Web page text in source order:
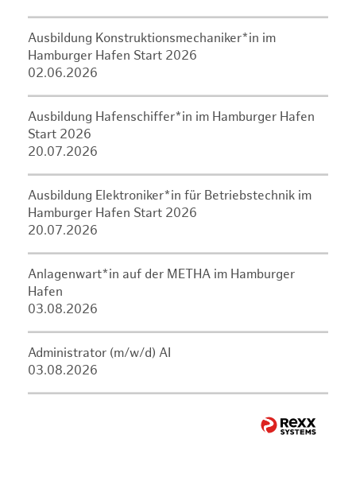
Ausbildung Konstruktionsmechaniker*in im
Hamburger Hafen Start 2026
02.06.2026
Ausbildung Hafenschiffer*in im Hamburger Hafen
Start 2026
20.07.2026
Ausbildung Elektroniker*in für Betriebstechnik im
Hamburger Hafen Start 2026
20.07.2026
Anlagenwart*in auf der METHA im Hamburger
Hafen
03.08.2026
Administrator (m/w/d) AI
03.08.2026